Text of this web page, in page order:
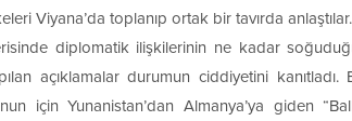
Viyana’da toplanıp ortak bir tavırda
diplomatik ilişkilerinin ne kadar
açıklamalar durumun ciddiyetini
için Yunanistan’dan Almanya’ya giden